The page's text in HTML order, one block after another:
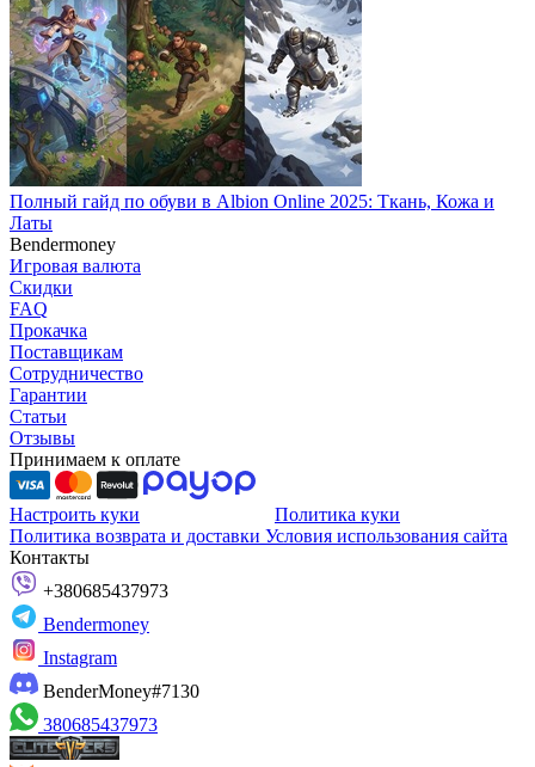
Полный гайд по обуви в Albion Online 2025: Ткань, Кожа и
Латы
Bendermoney
Игровая валюта
Скидки
FAQ
Прокачка
Поставщикам
Сотрудничество
Гарантии
Статьи
Отзывы
Принимаем к оплате
Настроить куки
Политика куки
Политика возврата и доставки Условия использования сайта
Контакты
+380685437973
Bendermoney
Instagram
BenderMoney#7130
380685437973